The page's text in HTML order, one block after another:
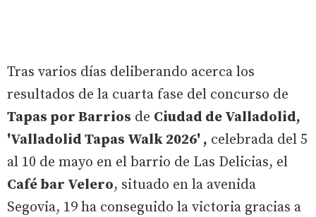
Tras varios días deliberando acerca los
resultados de la cuarta fase del concurso de
Tapas por Barrios de Ciudad de Valladolid,
'Valladolid Tapas Walk 2026' , celebrada del 5
al 10 de mayo en el barrio de Las Delicias, el
Café bar Velero, situado en la avenida
Segovia, 19 ha conseguido la victoria gracias a